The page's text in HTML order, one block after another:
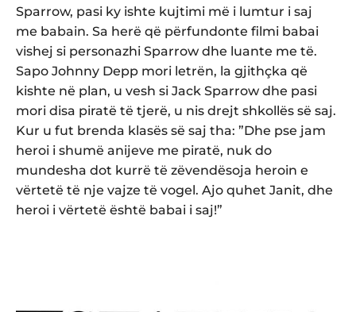
Sparrow, pasi ky ishte kujtimi më i lumtur i saj
me babain. Sa herë që përfundonte filmi babai
vishej si personazhi Sparrow dhe luante me të.
Sapo Johnny Depp mori letrën, la gjithçka që
kishte në plan, u vesh si Jack Sparrow dhe pasi
mori disa piratë të tjerë, u nis drejt shkollës së saj.
Kur u fut brenda klasës së saj tha: ”Dhe pse jam
heroi i shumë anijeve me piratë, nuk do
mundesha dot kurrë të zëvendësoja heroin e
vërtetë të nje vajze të vogel. Ajo quhet Janit, dhe
heroi i vërtetë është babai i saj!”